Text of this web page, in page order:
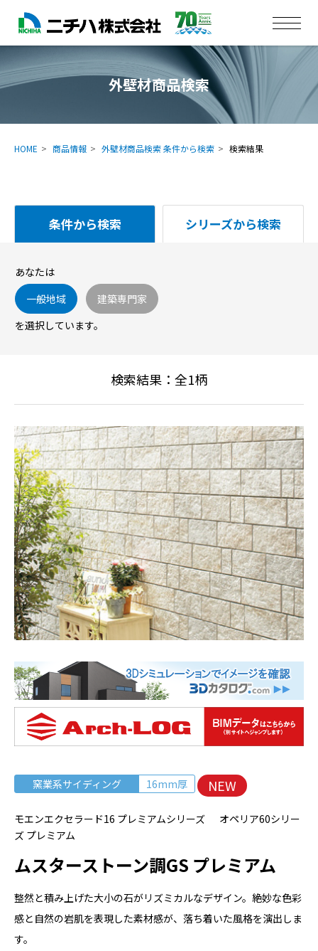
外壁材商品検索
HOME 商品情報 外壁材商品検索 条件から検索 検索結果
条件から検索 シリーズから検索
あなたは
一般地域
建築専門家
を選択しています。
検索結果：全1柄
窯業系サイディング 16mm厚 NEW
モエンエクセラード16 プレミアムシリーズ オペリア60シリー
ズ プレミアム
ムスターストーン調GS プレミアム
整然と積み上げた大小の石がリズミカルなデザイン。絶妙な色彩
感と自然の岩肌を表現した素材感が、落ち着いた風格を演出しま
す。